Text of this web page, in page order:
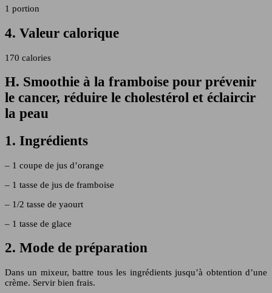
1 portion
4. Valeur calorique
170 calories
H. Smoothie à la framboise pour prévenir
le cancer, réduire le cholestérol et éclaircir
la peau
1. Ingrédients
– 1 coupe de jus d’orange
– 1 tasse de jus de framboise
– 1/2 tasse de yaourt
– 1 tasse de glace
2. Mode de préparation
Dans un mixeur, battre tous les ingrédients jusqu’à obtention d’une
crème. Servir bien frais.